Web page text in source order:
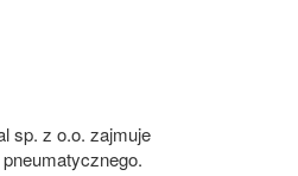
sp. z o.o. zajmuje